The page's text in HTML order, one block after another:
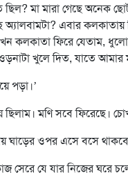
মা মারা গেছে অনেক
এবার
কলকাতা ফিরে যেতাম,
খুলে দিত, যাতে আমার
পড়া।’
মণি সবে ফিরেছে।
ঘাড়ের ওপর এসে বসে
কাজ সেরে যে যার নিজের